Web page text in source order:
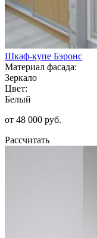
Шкаф-купе Бэронс
Материал фасада:
Зеркало
Цвет:
Белый
от 48 000 руб.
Рассчитать